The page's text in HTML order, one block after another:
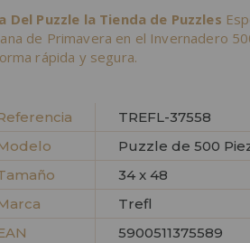
Del Puzzle la Tienda de Puzzles
de Primavera en el Invernadero
rápida y segura.
TREFL-37558
Puzzle de 500
34 x 48
Trefl
5900511375589